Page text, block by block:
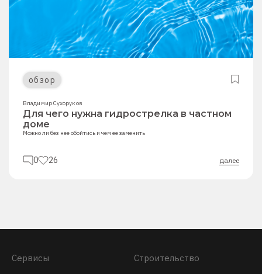
обзор
Владимир Сухоруков
Для чего нужна гидрострелка в частном
доме
Можно ли без нее обойтись и чем ее заменить
0 26 далее
Сервисы Строительство